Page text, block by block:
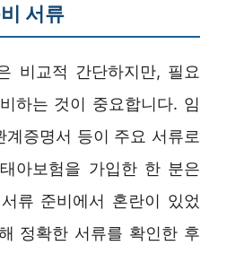
서류
비교적 간단하지만, 필요
하는 것이 중요합니다. 임
계증명서 등이 주요 서류로
아보험을 가입한 한 분은
류 준비에서 혼란이 있었
정확한 서류를 확인한 후